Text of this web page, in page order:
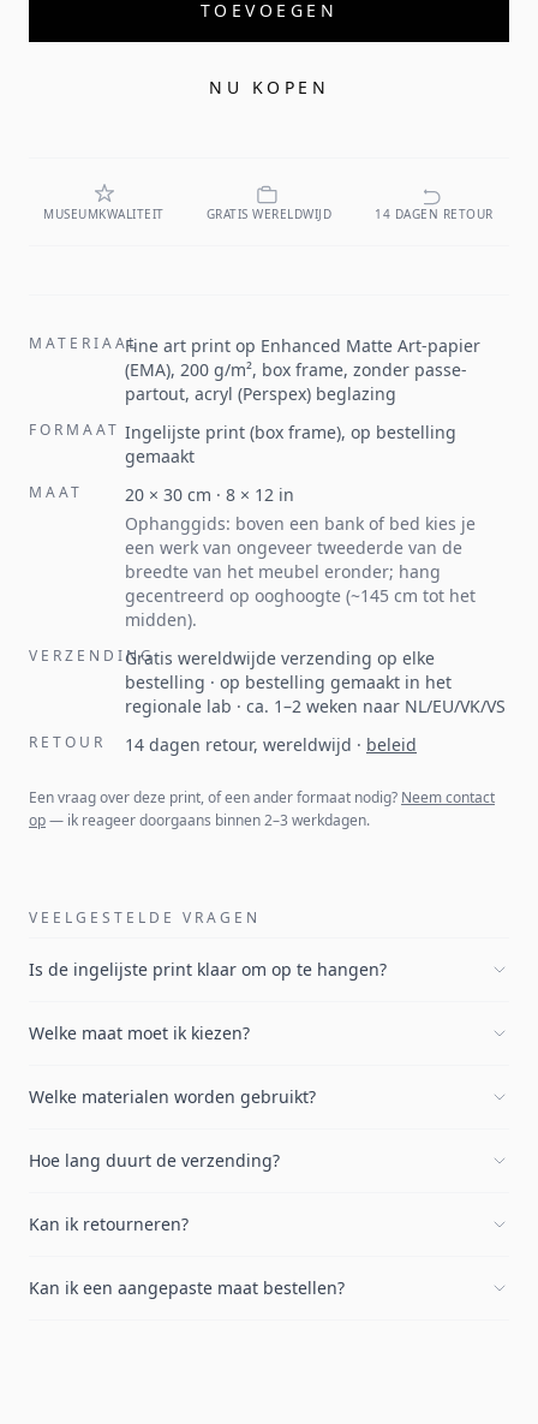
TOEVOEGEN
NU KOPEN
MUSEUMKWALITEIT GRATIS WERELDWIJD 14 DAGEN RETOUR
MATERIAALFine art print op Enhanced Matte Art-papier
(EMA), 200 g/m², box frame, zonder passe-
partout, acryl (Perspex) beglazing
FORMAAT Ingelijste print (box frame), op bestelling
gemaakt
MAAT 20 × 30 cm · 8 × 12 in
Ophanggids: boven een bank of bed kies je
een werk van ongeveer tweederde van de
breedte van het meubel eronder; hang
gecentreerd op ooghoogte (~145 cm tot het
midden).
VERZENDINGGratis wereldwijde verzending op elke
bestelling · op bestelling gemaakt in het
regionale lab · ca. 1–2 weken naar NL/EU/VK/VS
RETOUR 14 dagen retour, wereldwijd · beleid
Een vraag over deze print, of een ander formaat nodig? Neem contact
op— ik reageer doorgaans binnen 2–3 werkdagen.
VEELGESTELDE VRAGEN
Is de ingelijste print klaar om op te hangen?
Welke maat moet ik kiezen?
Welke materialen worden gebruikt?
Hoe lang duurt de verzending?
Kan ik retourneren?
Kan ik een aangepaste maat bestellen?